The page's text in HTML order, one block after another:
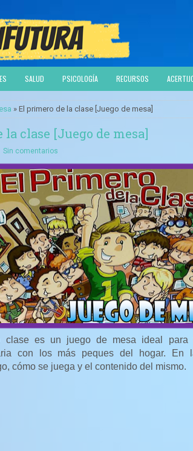
SALUD PSICOLOGÍA RECURSOS
» El primero de la clase [Juego de mesa]
clase [Juego de mesa]
Sin comentarios
clase es un juego de mesa ideal para
con los más peques del hogar. En
cómo se juega y el contenido del mismo.